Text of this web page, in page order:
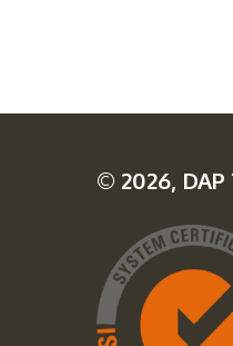
© 2026,